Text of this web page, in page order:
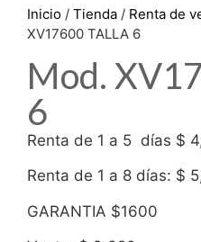
Inicio / Tienda / Renta de
XV17600 TALLA 6
Mod.
6
Renta de 1 a 5 días $
Renta de 1 a 8 días: $
GARANTIA $1600